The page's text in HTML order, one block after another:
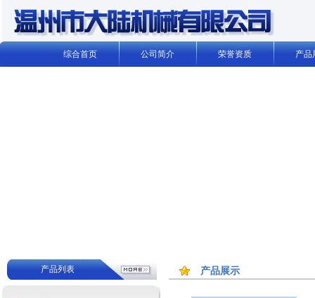
综合首页 公司简介 荣誉资质 产品
产品列表 产品展示